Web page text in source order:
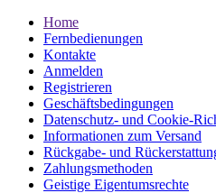
Home
Fernbedienungen
Kontakte
Anmelden
Registrieren
Geschäftsbedingungen
Datenschutz- und Cookie-
Informationen zum Versand
Rückgabe- und
Zahlungsmethoden
Geistige Eigentumsrechte